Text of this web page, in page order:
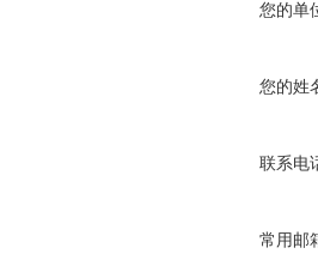
您的单
您的姓
联系电
常用邮